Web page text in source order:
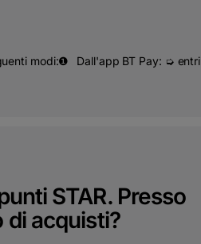
modi:❶⠀Dall'app BT Pay: ➭ entri
STAR. Presso
di acquisti?